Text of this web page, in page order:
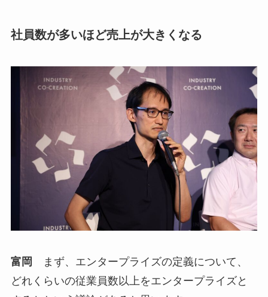
社員数が多いほど売上が大きくなる
富岡
まず、エンタープライズの定義について、
どれくらいの従業員数以上をエンタープライズと